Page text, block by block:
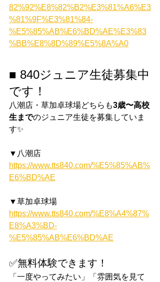
82%92%E8%82%B2%E3%81%A6%E3
%81%9F%E3%81%84-
%E5%85%AB%E6%BD%AE%E3%83
%BB%E8%8D%89%E5%8A%A0
■ 840ジュニア生徒募集中
です！
八潮店・草加卓球場どちらも3歳〜高校
生までのジュニア生徒を募集していま
す✨
▼八潮店
https://www.tts840.com/%E5%85%AB%
E6%BD%AE
▼草加卓球場
https://www.tts840.com/%E8%A4%87%
E8%A3%BD-
%E5%85%AB%E6%BD%AE
✅無料体験できます！
「一度やってみたい」「雰囲気を見て